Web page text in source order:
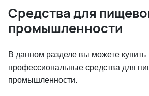
Средства для
промышленности
В данном разделе вы можете купить
профессиональные средства для
промышленности.